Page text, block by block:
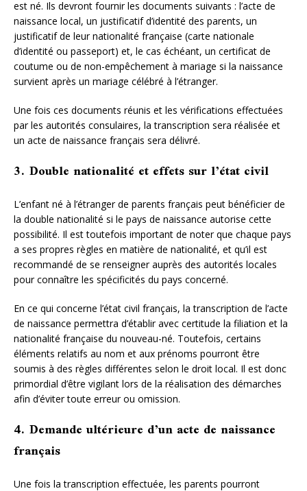
est né. Ils devront fournir les documents suivants : l’acte de
naissance local, un justificatif d’identité des parents, un
justificatif de leur nationalité française (carte nationale
d’identité ou passeport) et, le cas échéant, un certificat de
coutume ou de non-empêchement à mariage si la naissance
survient après un mariage célébré à l’étranger.
Une fois ces documents réunis et les vérifications effectuées
par les autorités consulaires, la transcription sera réalisée et
un acte de naissance français sera délivré.
3. Double nationalité et effets sur l’état civil
L’enfant né à l’étranger de parents français peut bénéficier de
la double nationalité si le pays de naissance autorise cette
possibilité. Il est toutefois important de noter que chaque pays
a ses propres règles en matière de nationalité, et qu’il est
recommandé de se renseigner auprès des autorités locales
pour connaître les spécificités du pays concerné.
En ce qui concerne l’état civil français, la transcription de l’acte
de naissance permettra d’établir avec certitude la filiation et la
nationalité française du nouveau-né. Toutefois, certains
éléments relatifs au nom et aux prénoms pourront être
soumis à des règles différentes selon le droit local. Il est donc
primordial d’être vigilant lors de la réalisation des démarches
afin d’éviter toute erreur ou omission.
4. Demande ultérieure d’un acte de naissance
français
Une fois la transcription effectuée, les parents pourront